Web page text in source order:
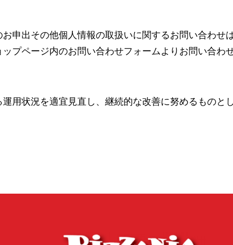
申出その他個人情報の取扱いに関するお問い合わせ
プページ内のお問い合わせフォームよりお問い合わせ
用状況を適宜見直し、継続的な改善に努めるものと